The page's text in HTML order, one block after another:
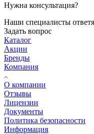
Нужна консультация?
Наши специалисты
Задать вопрос
Каталог
Акции
Бренды
Компания
О компании
Отзывы
Лицензии
Документы
Политика безопасности
Информация